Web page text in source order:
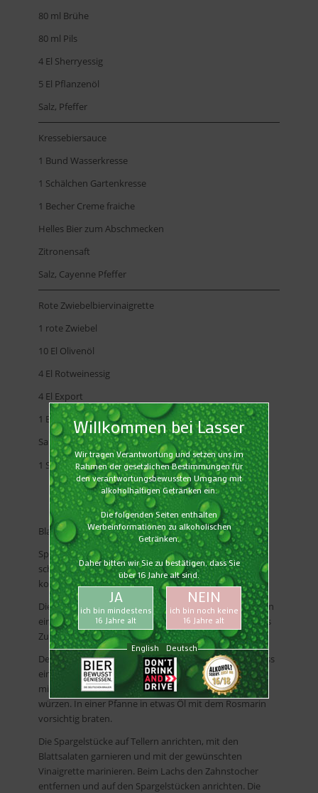
80 ml Brühe
80 ml Pils
4 El Sherryessig
5 El Pflanzenöl
Salz, Pfeffer
Kressebiersauce
1 Bund Wasserkresse
1 Schälchen Gartenkresse
1 Becher Creme fraiche
Helles Bier zum Abschmecken
Zitronensaft
Salz, Cayenne Pfeffer
Rote Zwiebelbiervinaigrette
1 rote Zwiebel
10 El Olivenöl
4 El Rotweinessig
4 El Export
1 El grober Senf
Salz, Pfeffer
1 Sträußchen Schnittlauch
Blattsalate waschen und trocken schleudern.
Spargel schälen, grüner Spargel nur im unteren Teil
schälen. Die Spitzen ca. 4 cm lang abschneiden und
kochen.
Die Spargelenden in Stücke schneiden und in Olivenöl in
einer Pfanne weich dünsten, mit Salz, Pfeffer und etwas
Zucker abschmecken.
Den Lachs portionieren und so zusammenklappen, dass
ein Medaillon entsteht. Mit dem Speck umwickeln und
mit einem Zahnstocher fixieren. Mit Salz und Pfeffer
würzen. In einer Pfanne in etwas Öl mit dem Rosmarin
vorsichtig braten.
Die Spargelstücke auf Tellern anrichten, mit den
Blattsalaten garnieren und mit der gewünschten
Vinaigrette marinieren. Beim Lachs den Zahnstocher
entfernen und auf den Spargelstücken anrichten. Die